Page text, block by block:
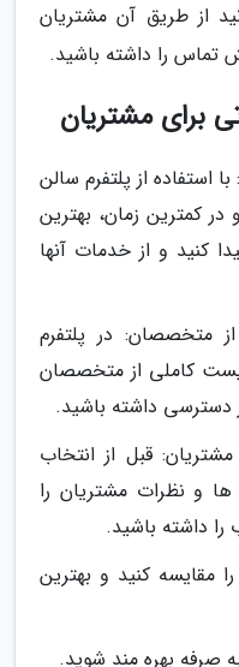
از طریق آن مشتریان
تماس را داشته باشید.
برای مشتریان
استفاده از پلتفرم سالن
در کمترین زمان، بهترین
کنید و از خدمات آنها
متخصصان: در پلتفرم
کاملی از متخصصان
داشته باشید.
قبل از انتخاب
و نظرات مشتریان را
را داشته باشید.
مقایسه کنید و بهترین
صرفه بهره مند شوید.